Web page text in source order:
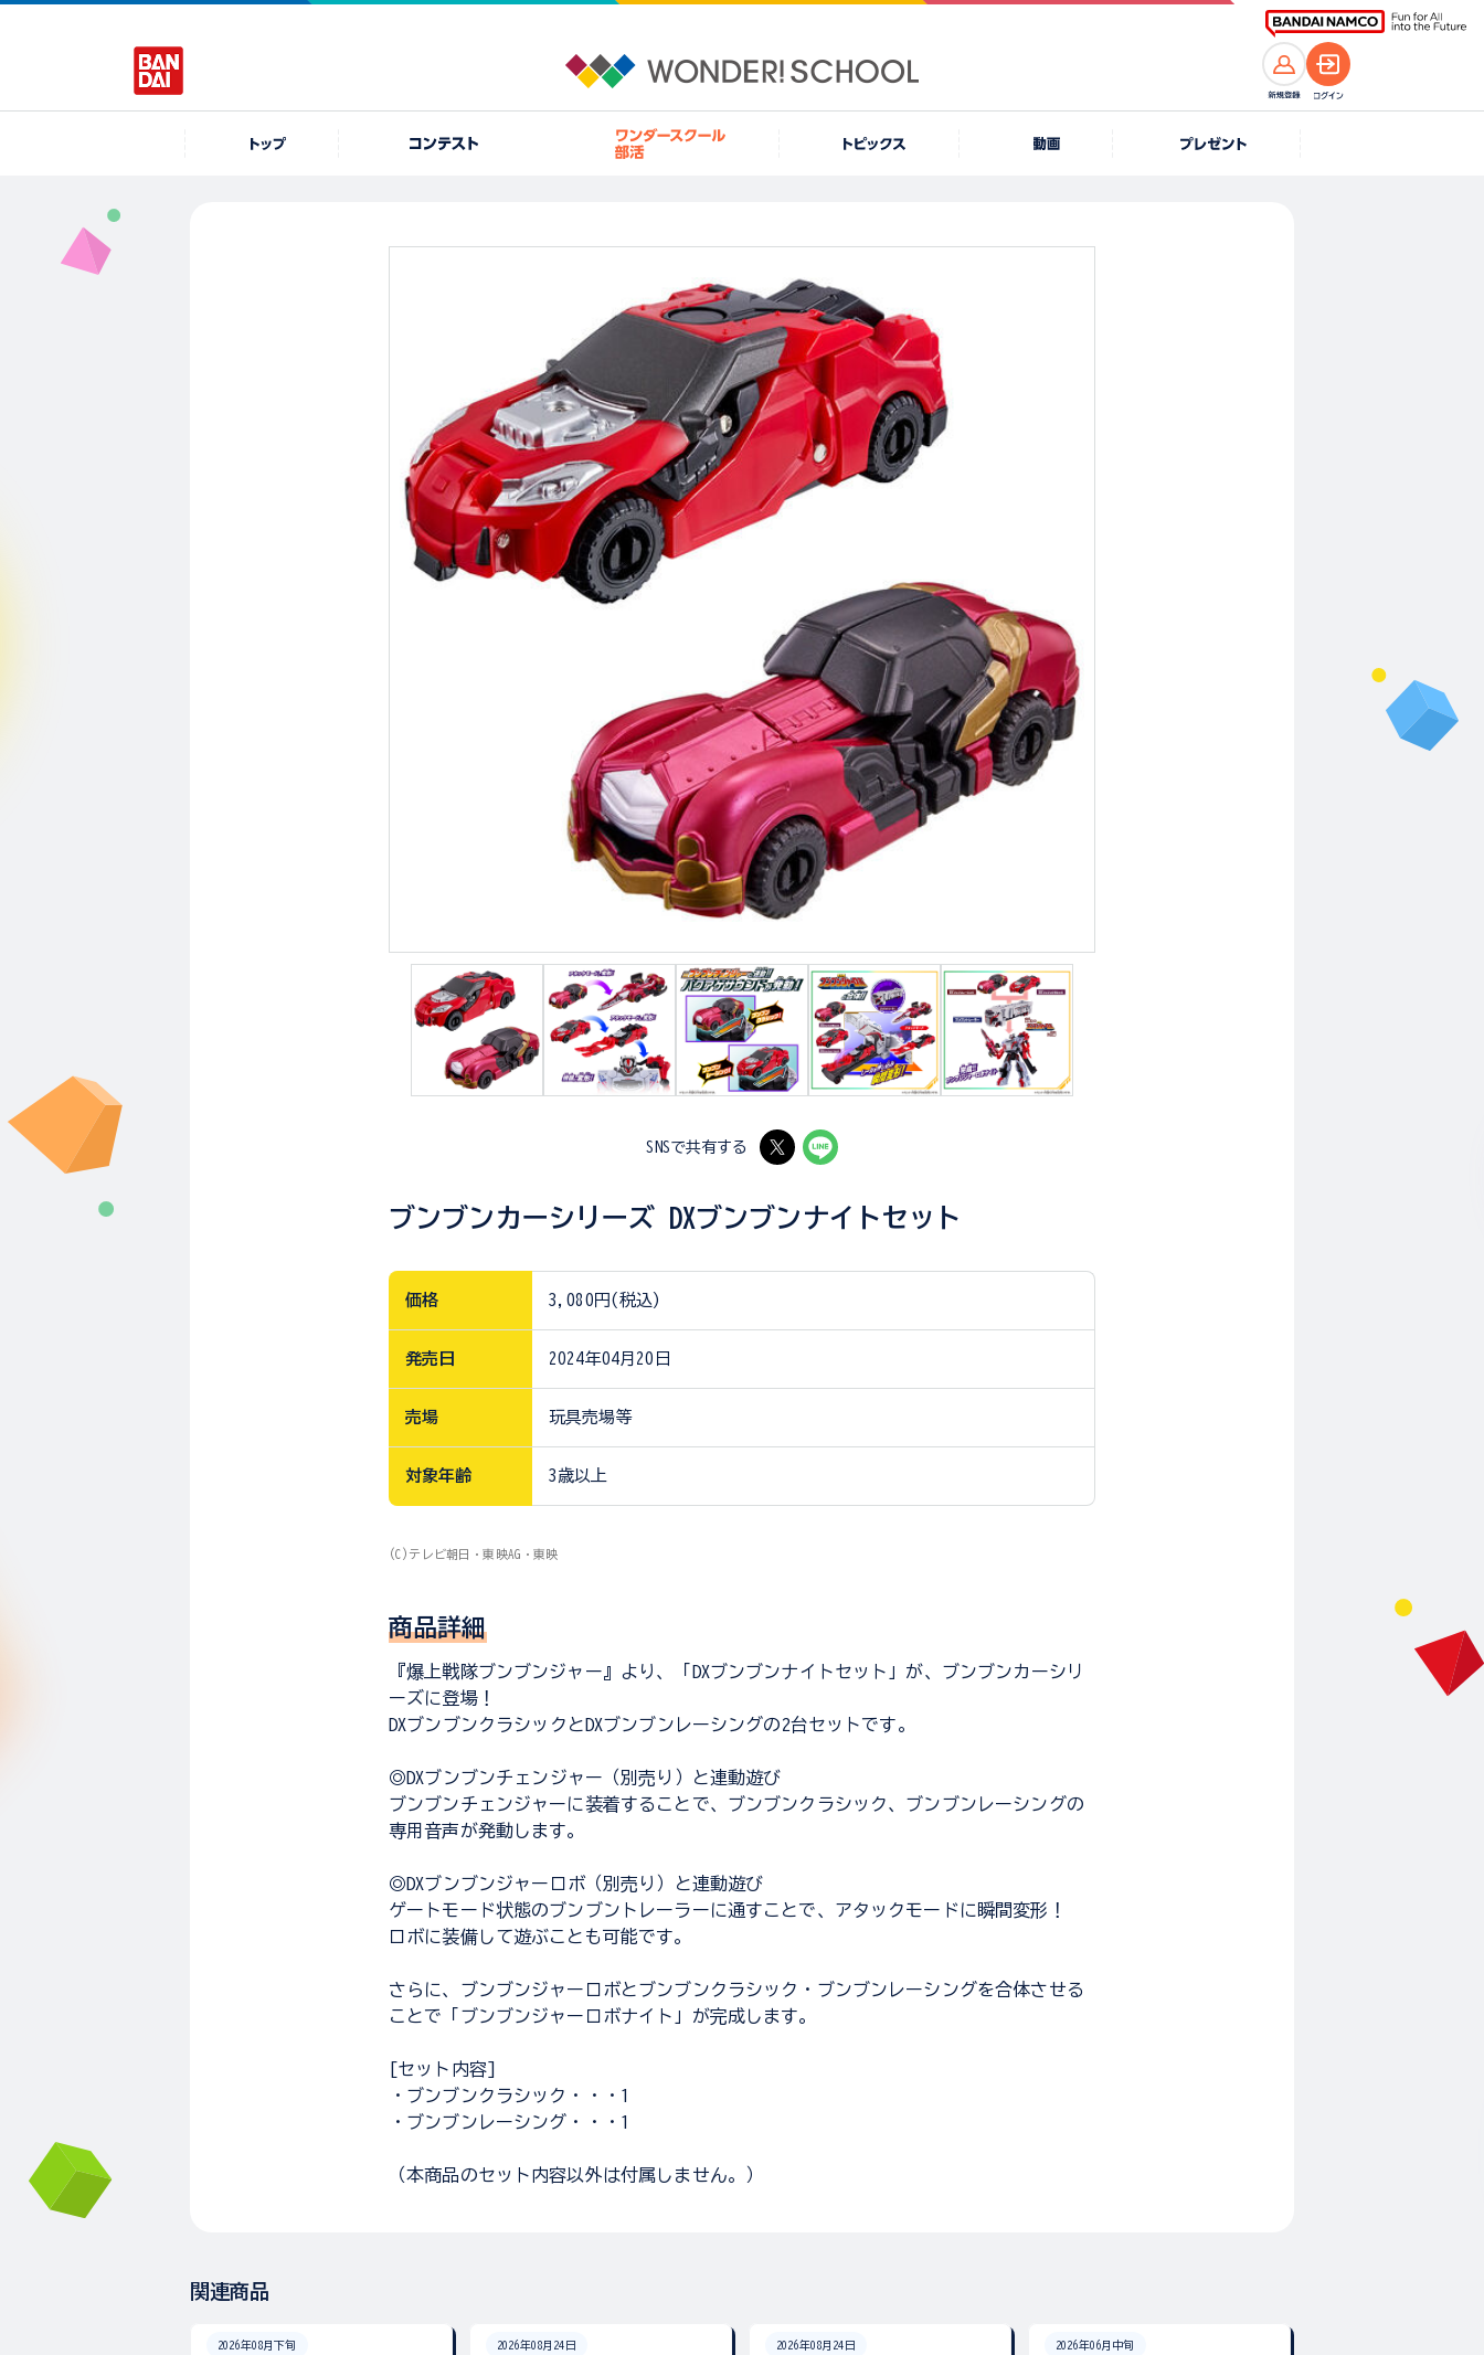
SNSで共有する
ブンブンカーシリーズ DXブンブンナイトセット
価格 3,080円(税込)
発売日 2024年04月20日
売場 玩具売場等
対象年齢 3歳以上
(C)テレビ朝日・東映AG・東映
商品詳細
『爆上戦隊ブンブンジャー』より、「DXブンブンナイトセット」が、ブンブンカーシリ
ーズに登場！
DXブンブンクラシックとDXブンブンレーシングの2台セットです。
◎DXブンブンチェンジャー（別売り）と連動遊び
ブンブンチェンジャーに装着することで、ブンブンクラシック、ブンブンレーシングの
専用音声が発動します。
◎DXブンブンジャーロボ（別売り）と連動遊び
ゲートモード状態のブンブントレーラーに通すことで、アタックモードに瞬間変形！
ロボに装備して遊ぶことも可能です。
さらに、ブンブンジャーロボとブンブンクラシック・ブンブンレーシングを合体させる
ことで「ブンブンジャーロボナイト」が完成します。
[セット内容]
・ブンブンクラシック・・・1
・ブンブンレーシング・・・1
（本商品のセット内容以外は付属しません。）
関連商品
2026年08月下旬 2026年08月24日 2026年08月24日 2026年06月中旬